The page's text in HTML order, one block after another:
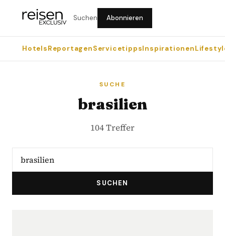
Suchen Abonnieren
HotelsReportagenServicetippsInspirationen
SUCHE
brasilien
104 Treffer
SUCHEN